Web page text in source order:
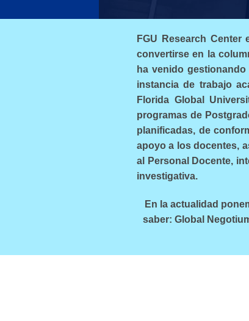
FGU Research
convertirse en la
ha venido
instancia de trabajo
Florida Global
programas de
planificadas, de
apoyo a los docentes,
al Personal Docente,
investigativa.
En la actualidad
saber: Global